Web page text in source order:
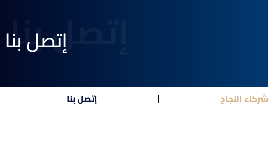
إتصل بنا
إتصل بنا
شركاء النجاح إتصل بنا